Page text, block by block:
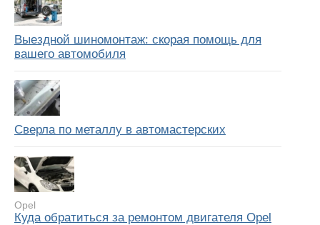
Выездной шиномонтаж: скорая помощь для
вашего автомобиля
Сверла по металлу в автомастерских
Opel
Куда обратиться за ремонтом двигателя Opel